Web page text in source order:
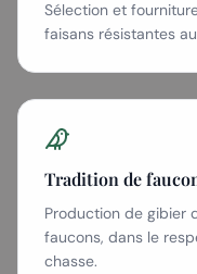
Sélection et
faisans résistantes
Tradition de
Production de gibier
faucons, dans le
chasse.